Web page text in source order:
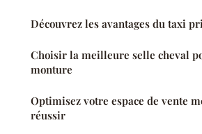
Découvrez les avantages du taxi
Choisir la meilleure selle cheval
monture
Optimisez votre espace de vente
réussir